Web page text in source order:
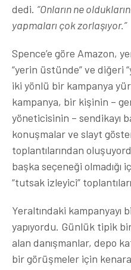
dedi. “Onların ne
yapmaları çok zorlaşıyor.”
Spence’e göre Amazon,
“yerin üstünde” ve diğeri
iki yönlü bir kampanya
kampanya, bir kişinin –
yöneticisinin – sendikayı
konuşmalar ve slayt
toplantılarından
başka seçeneği olmadığı
“tutsak izleyici”
Yeraltındaki kampanyayı
yapıyordu. Günlük tipik
alan danışmanlar, depo
bir görüşmeler için